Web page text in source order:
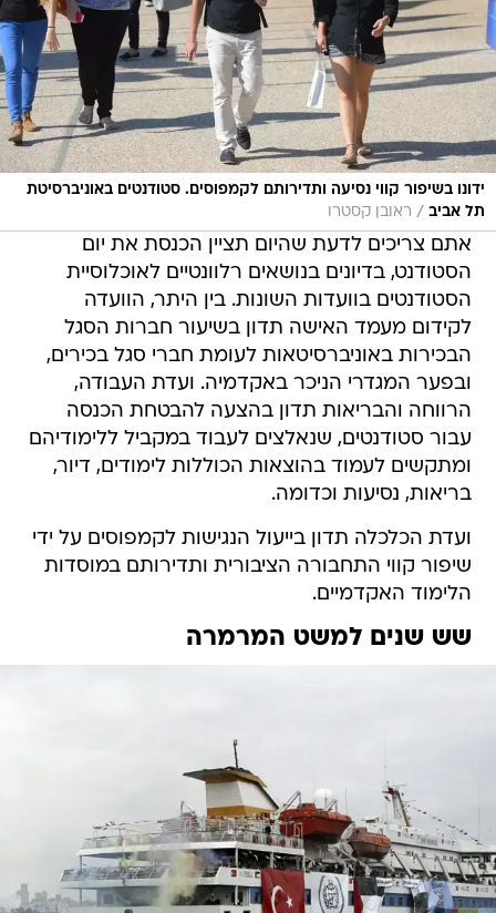
ידונו בשיפור קווי נסיעה ותדירותם לקמפוסים. סטודנטים באוניברסיטת
תל אביב / ראובן קסטרו
אתם צריכים לדעת שהיום תציין הכנסת את יום
הסטודנט, בדיונים בנושאים רלוונטיים לאוכלוסיית
הסטודנטים בוועדות השונות. בין היתר, הוועדה
לקידום מעמד האישה תדון בשיעור חברות הסגל
הבכירות באוניברסיטאות לעומת חברי סגל בכירים,
ובפער המגדרי הניכר באקדמיה. ועדת העבודה,
הרווחה והבריאות תדון בהצעה להבטחת הכנסה
עבור סטודנטים, שנאלצים לעבוד במקביל ללימודיהם
ומתקשים לעמוד בהוצאות הכוללות לימודים, דיור,
בריאות, נסיעות וכדומה.
ועדת הכלכלה תדון בייעול הנגישות לקמפוסים על ידי
שיפור קווי התחבורה הציבורית ותדירותם במוסדות
הלימוד האקדמיים.
שש שנים למשט המרמרה